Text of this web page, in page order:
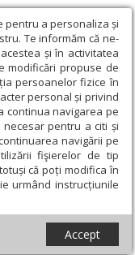
pentru a personaliza și
Te informăm că ne-
și în activitatea
modificări propuse de
persoanelor fizice în
personal și privind
continua navigarea pe
pentru a citi și
navigării pe
fişierelor de tip
că poți modifica în
urmând instrucțiunile
Accept
»
S D